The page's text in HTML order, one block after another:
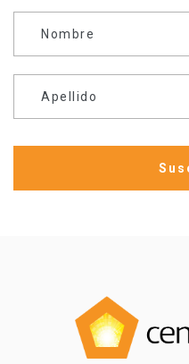
Nombre
Apellido